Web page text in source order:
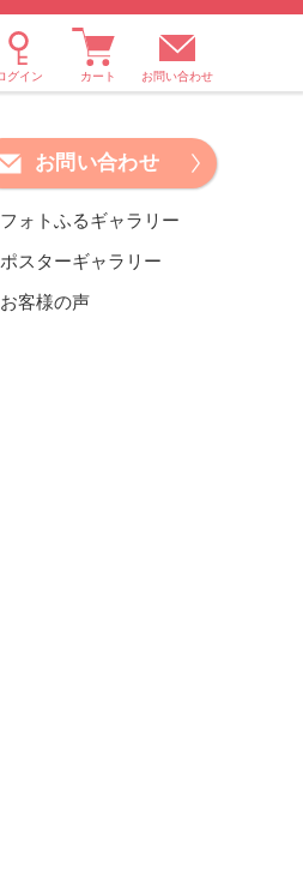
お問い合わせ
お問い合わせ
フォトふるギャラリー
ポスターギャラリー
お客様の声